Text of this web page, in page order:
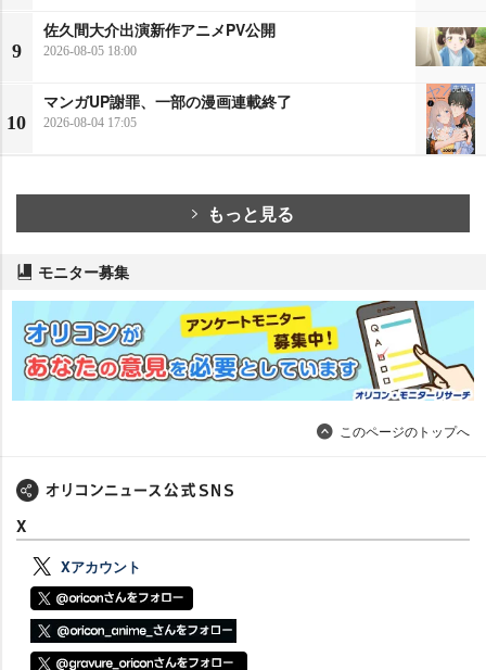
9
佐久間大介出演新作アニメPV公開
2026-08-05 18:00
10
マンガUP謝罪、一部の漫画連載終了
2026-08-04 17:05
もっと見る
モニター募集
このページのトップへ
X
Xアカウント